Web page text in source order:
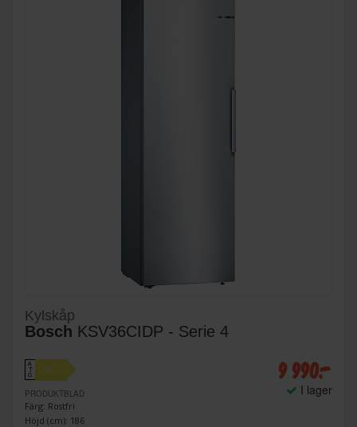
Kylskåp
Bosch KSV36CIDP - Serie 4
A
↑
G
D
PRODUKTBLAD
Färg: Rostfri
Höjd (cm): 186
9 990:-
I lager